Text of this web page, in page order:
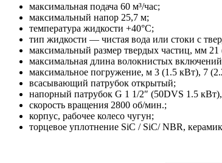
максимальная подача 60 м³/час;
максимальный напор 25,7 м;
температура жидкости +40°C;
тип жидкости — чистая вода или стоки с
максимальный размер твердых частиц, мм
максимальная длина волокнистых
максимальное погружение, м 3 (1.5 кВт), 7
всасывающий патрубок открытый;
напорный патрубок G 1 1/2″ (50DVS 1.5
скорость вращения 2800 об/мин.;
корпус, рабочее колесо чугун;
торцевое уплотнение SiC / SiC/ NBR,